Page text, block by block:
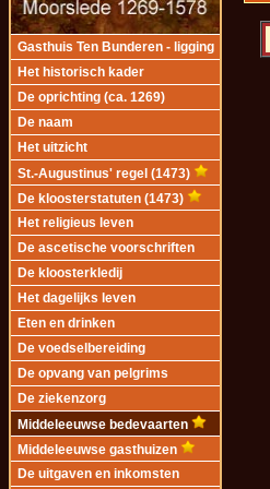
Gasthuis Ten Bunderen - ligging
Het historisch kader
De oprichting (ca. 1269)
De naam
Het uitzicht
St.-Augustinus' regel (1473)
De kloosterstatuten (1473)
Het religieus leven
De ascetische voorschriften
De kloosterkledij
Het dagelijks leven
Eten en drinken
De voedselbereiding
De opvang van pelgrims
De ziekenzorg
Middeleeuwse bedevaarten
Middeleeuwse gasthuizen
De uitgaven en inkomsten